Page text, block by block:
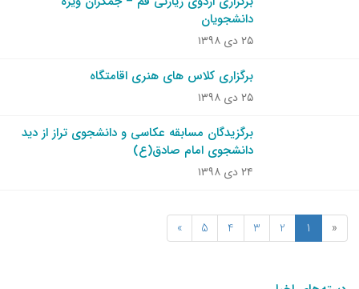
دانشجویان
۲۵ دی ۱۳۹۸
برگزاری کلاس های هنری اقامتگاه
۲۵ دی ۱۳۹۸
برگزیدگان مسابقه عکاسی و دانشجوی تراز از دید
دانشجوی امام صادق(ع)
۲۴ دی ۱۳۹۸
«
1
2
3
4
5
»